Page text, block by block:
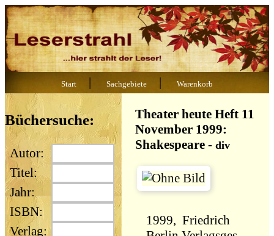
Start | Sachgebiete | Warenkorb
Büchersuche:
Autor:
Titel:
Jahr:
ISBN:
Verlag:
Theater heute Heft 11
November 1999:
Shakespeare -div
1999, Friedrich